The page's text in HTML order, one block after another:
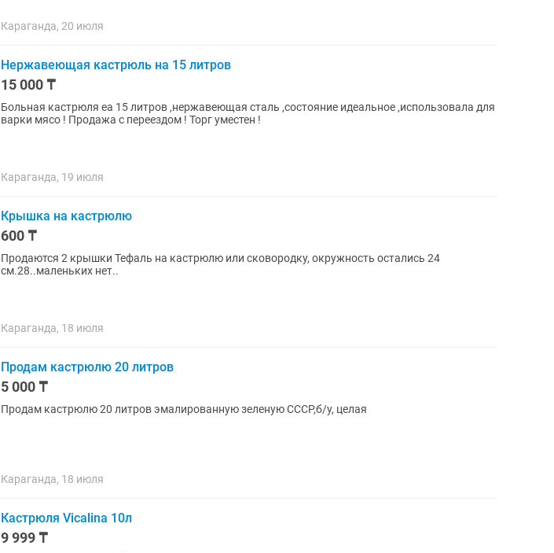
Караганда, 20 июля
Нержавеющая кастрюль на 15 литров
15 000 ₸
Больная кастрюля еа 15 литров ,нержавеющая сталь ,состояние идеальное ,использовала для
варки мясо ! Продажа с переездом ! Торг уместен !
Караганда, 19 июля
Крышка на кастрюлю
600 ₸
Продаются 2 крышки Тефаль на кастрюлю или сковородку, окружность остались 24
см.28..маленьких нет..
Караганда, 18 июля
Продам кастрюлю 20 литров
5 000 ₸
Продам кастрюлю 20 литров эмалированную зеленую СССР,б/у, целая
Караганда, 18 июля
Кастрюля Vicalina 10л
9 999 ₸